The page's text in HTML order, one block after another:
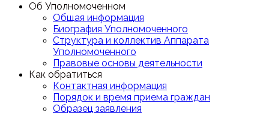
Об Уполномоченном
Общая информация
Биография Уполномоченного
Структура и коллектив Аппарата
Уполномоченного
Правовые основы деятельности
Как обратиться
Контактная информация
Порядок и время приема граждан
Образец заявления